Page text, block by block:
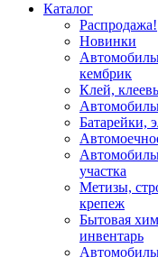
Каталог
Распродажа!
Новинки
кембрик
Клей,
Батарейки,
участка
Метизы,
крепеж
Бытовая
инвентарь